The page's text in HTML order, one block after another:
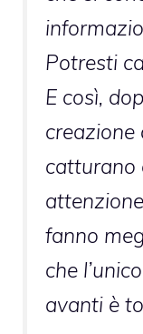
Potresti
E così,
creazione
catturano
fanno
che
avanti è